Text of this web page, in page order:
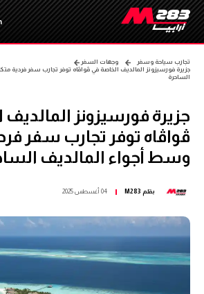
تجارب سياحة وسفر
وجهات السفر
جزيرة فورسيزونز المالديف الخاصة في ڤواڤاه توفر تجارب سفر فردية
الساحرة
جزيرة فورسيزونز
ڤواڤاه توفر تجارب سفر
وسط أجواء المالديف
بقلم M283 04 أغسطس 2025